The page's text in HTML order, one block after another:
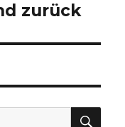
zurück